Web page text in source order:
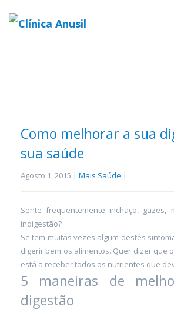
Como melhorar a sua
sua saúde
Agosto 1, 2015 | Mais Saúde |
Sente frequentemente inchaço, gazes,
indigestão?
Se tem muitas vezes algum destes
digerir bem os alimentos. Quer dizer que
está a receber todos os nutrientes que
5 maneiras de
digestão